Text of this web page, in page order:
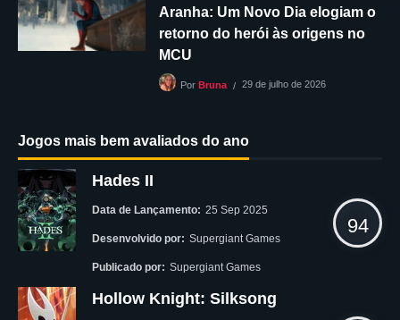
Aranha: Um Novo Dia elogiam o
retorno do herói às origens no
MCU
Por Bruna 29 de julho de 2026
Jogos mais bem avaliados do ano
Hades II
Data de Lançamento: 25 Sep 2025
Desenvolvido por: Supergiant Games
Publicado por: Supergiant Games
94
Hollow Knight: Silksong